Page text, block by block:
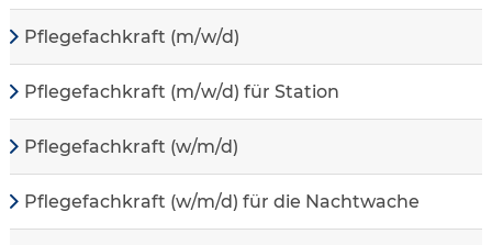
Pflegefachkraft (m/w/d)
Pflegefachkraft (m/w/d) für Station
Pflegefachkraft (w/m/d)
Pflegefachkraft (w/m/d) für die Nachtwache